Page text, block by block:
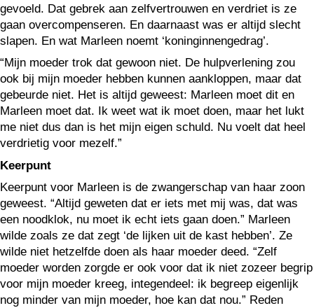
gevoeld. Dat gebrek aan zelfvertrouwen en verdriet is ze
gaan overcompenseren. En daarnaast was er altijd slecht
slapen. En wat Marleen noemt ‘koninginnengedrag’.
“Mijn moeder trok dat gewoon niet. De hulpverlening zou
ook bij mijn moeder hebben kunnen aankloppen, maar dat
gebeurde niet. Het is altijd geweest: Marleen moet dit en
Marleen moet dat. Ik weet wat ik moet doen, maar het lukt
me niet dus dan is het mijn eigen schuld. Nu voelt dat heel
verdrietig voor mezelf.”
Keerpunt
Keerpunt voor Marleen is de zwangerschap van haar zoon
geweest. “Altijd geweten dat er iets met mij was, dat was
een noodklok, nu moet ik echt iets gaan doen.” Marleen
wilde zoals ze dat zegt ‘de lijken uit de kast hebben’. Ze
wilde niet hetzelfde doen als haar moeder deed. “Zelf
moeder worden zorgde er ook voor dat ik niet zozeer begrip
voor mijn moeder kreeg, integendeel: ik begreep eigenlijk
nog minder van mijn moeder, hoe kan dat nou.” Reden